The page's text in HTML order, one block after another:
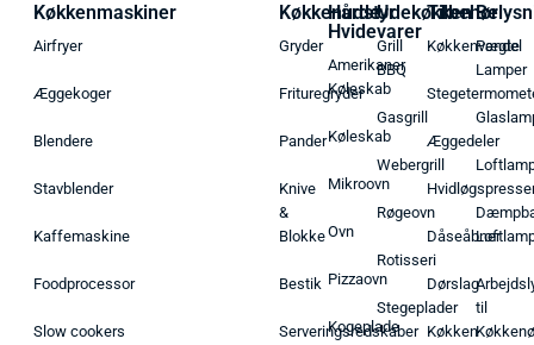
Køkkenmaskiner
Airfryer
Æggekoger
Blendere
Stavblender
Kaffemaskine
Foodprocessor
Slow cookers
Køkkenudstyr
Gryder
Frituregryder
Pander
Knive
&
Blokke
Bestik
Serveringsredskaber
Hårde
Hvidevarer
Amerikaner
Køleskab
Køleskab
Mikroovn
Ovn
Pizzaovn
Kogeplade
Udekøkken
Grill
BBQ
Gasgrill
Webergrill
Røgeovn
Rotisseri
Stegeplader
Tilbehør
Køkkenvægte
Æggedeler
Dåseåbner
Dørslag
Køkken
Pendel
Lamper
til